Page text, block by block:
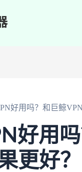
好用吗？和巨鲸
好用
更好？